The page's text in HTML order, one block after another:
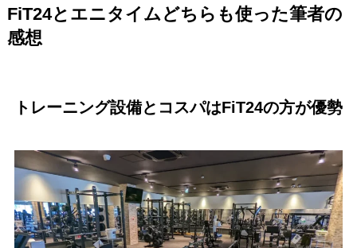
FiT24とエニタイムどちらも使った筆者の
感想
トレーニング設備とコスパはFiT24の方が優勢